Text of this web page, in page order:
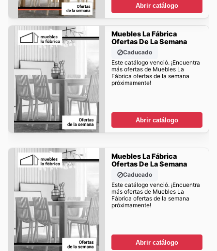
Abrir catálogo
Muebles La Fábrica
Ofertas De La Semana
Caducado
Este catálogo venció. ¡Encuentra
más ofertas de Muebles La
Fábrica ofertas de la semana
próximamente!
Abrir catálogo
Muebles La Fábrica
Ofertas De La Semana
Caducado
Este catálogo venció. ¡Encuentra
más ofertas de Muebles La
Fábrica ofertas de la semana
próximamente!
Abrir catálogo